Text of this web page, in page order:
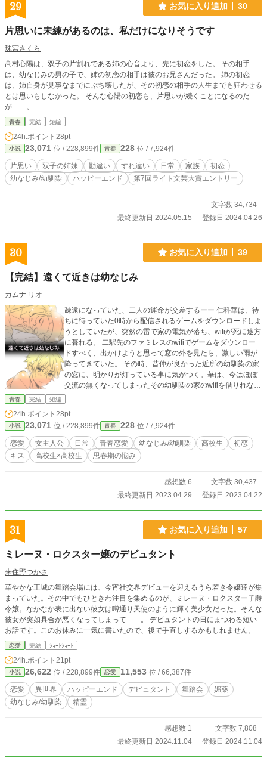
29 お気に入り追加 30
片思いに未練があるのは、私だけになりそうです
珠宮さくら
髙村心陽は、双子の片割れである姉の心音より、先に初恋をした。 その相手
は、幼なじみの男の子で、姉の初恋の相手は彼のお兄さんだった。 姉の初恋
は、姉自身が見事なまでにぶち壊したが、その初恋の相手の人生までも狂わせる
とは思いもしなかった。 そんな心陽の初恋も、片思いが続くことになるのだ
が……。
青春 完結 短編
24h.ポイント 28pt
小説 23,071 位 / 228,899件 青春 228 位 / 7,924件
片思い 双子の姉妹 勘違い すれ違い 日常 家族
初恋
幼なじみ/幼馴染
ハッピーエンド 第7回ライト文芸大賞エントリー
文字数 34,734
最終更新日 2024.05.15
登録日 2024.04.26
30 お気に入り追加 39
【完結】遠くて近きは幼なじみ
カムナ リオ
疎遠になっていた、二人の運命が交差するーー 仁科華は、待
ちに待っていた0時から配信されるゲームをダウンロードしよ
うとしていたが、突然の雷で家の電気が落ち、wifiが死に途方
に暮れる。 二駅先のファミレスのwifiでゲームをダウンロー
ドすべく、出かけようと思って窓の外を見たら、激しい雨が
降ってきていた。 その時、昔仲が良かった近所の幼馴染の家
の窓に、明かりが灯っている事に気がつく。華は、今はほぼ
交流の無くなってしまったその幼馴染の家のwifiを借りれない
か、一か八か連絡しようとするが……。 ※この作品は他、小
青春 完結 短編
24h.ポイント 28pt
小説 23,071 位 / 228,899件 青春 228 位 / 7,924件
恋愛 女主人公 日常 青春恋愛 幼なじみ/幼馴染 高校生
初恋
キス
高校生×高校生 思春期の悩み
感想数 6
文字数 30,437
最終更新日 2023.04.29
登録日 2023.04.22
31 お気に入り追加 57
ミレーヌ・ロクスター嬢のデビュタント
来住野つかさ
華やかな王城の舞踏会場には、今宵社交界デビューを迎えるうら若き令嬢達が集
まっていた。その中でもひときわ注目を集めるのが、ミレーヌ・ロクスター子爵
令嬢。なかなか表に出ない彼女は噂通り天使のように輝く美少女だった。そんな
彼女が突如具合が悪くなってしまって――。 デビュタントの日にまつわる短い
お話です。このお休みに一気に書いたので、後で手直しするかもしれません。
恋愛 完結 ｼｮｰﾄｼｮｰﾄ
24h.ポイント 21pt
小説 26,622 位 / 228,899件 恋愛 11,553 位 / 66,387件
恋愛 異世界 ハッピーエンド デビュタント 舞踏会
媚薬
幼なじみ/幼馴染
精霊
感想数 1
文字数 7,808
最終更新日 2024.11.04
登録日 2024.11.04